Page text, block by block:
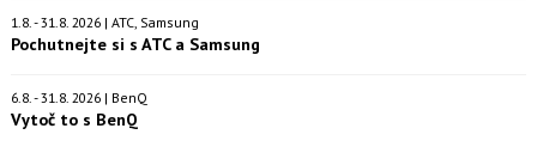
1.8. - 31.8. 2026 | ATC, Samsung
Pochutnejte si s ATC a Samsung
6.8. - 31.8. 2026 | BenQ
Vytoč to s BenQ